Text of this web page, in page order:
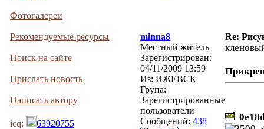
Фотогалереи
Рекомендуемые ресурсы
Поиск на сайте
Прислать новость
Написать автору
icq: 63920755
minna8
Re:
Местный житель
Зарегистрирован:
04/11/2009 13:59
Из: ИЖЕВСК
Група:
Зарегистрированные
пользователи
Сообщений: 438